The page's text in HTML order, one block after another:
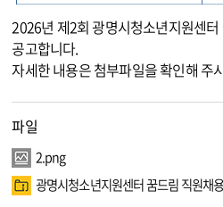
2026년 제2회 광명시청소년지원센
공고합니다.
자세한 내용은 첨부파일을 확인해 주
파일
2.png
광명시청소년지원센터 꿈드림 직원채